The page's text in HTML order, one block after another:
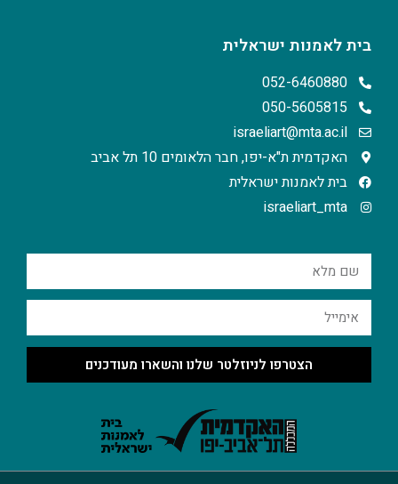
בית לאמנות ישראלית
052-6460880
050-5605815
israeliart@mta.ac.il
האקדמית ת"א-יפו, חבר הלאומים 10 תל אביב
בית לאמנות ישראלית
israeliart_mta
הצטרפו לניוזלטר שלנו והשארו מעודכנים